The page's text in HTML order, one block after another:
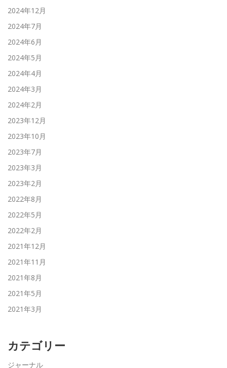
2024年12月
2024年7月
2024年6月
2024年5月
2024年4月
2024年3月
2024年2月
2023年12月
2023年10月
2023年7月
2023年3月
2023年2月
2022年8月
2022年5月
2022年2月
2021年12月
2021年11月
2021年8月
2021年5月
2021年3月
カテゴリー
ジャーナル